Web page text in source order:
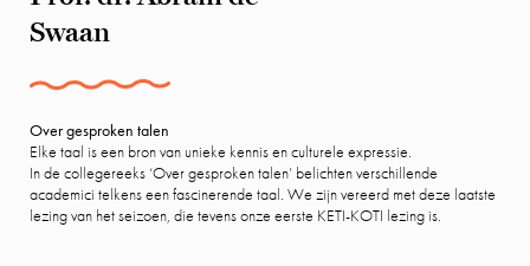
Swaan
Over gesproken talen
Elke taal is een bron van unieke kennis en culturele expressie.
In de collegereeks ‘Over gesproken talen’ belichten verschillende
academici telkens een fascinerende taal. We zijn vereerd met deze laatste
lezing van het seizoen, die tevens onze eerste KETI-KOTI lezing is.